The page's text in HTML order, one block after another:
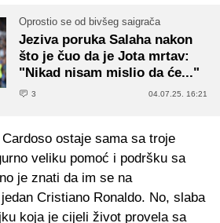
Oprostio se od bivšeg saigrača
Jeziva poruka Salaha nakon
što je čuo da je Jota mrtav:
"Nikad nisam mislio da će..."
3 04.07.25. 16:21
ostaje sama sa troje
veliku pomoć i podršku sa
je znati da im se na
Cristiano Ronaldo. No, slaba
koja je cijeli život provela sa